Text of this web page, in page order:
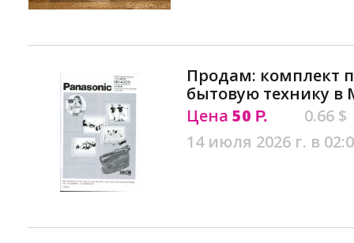
Продам: комплект
бытовую технику в
Цена 50 Р.
0.66 $
14 июля 2026 г. в